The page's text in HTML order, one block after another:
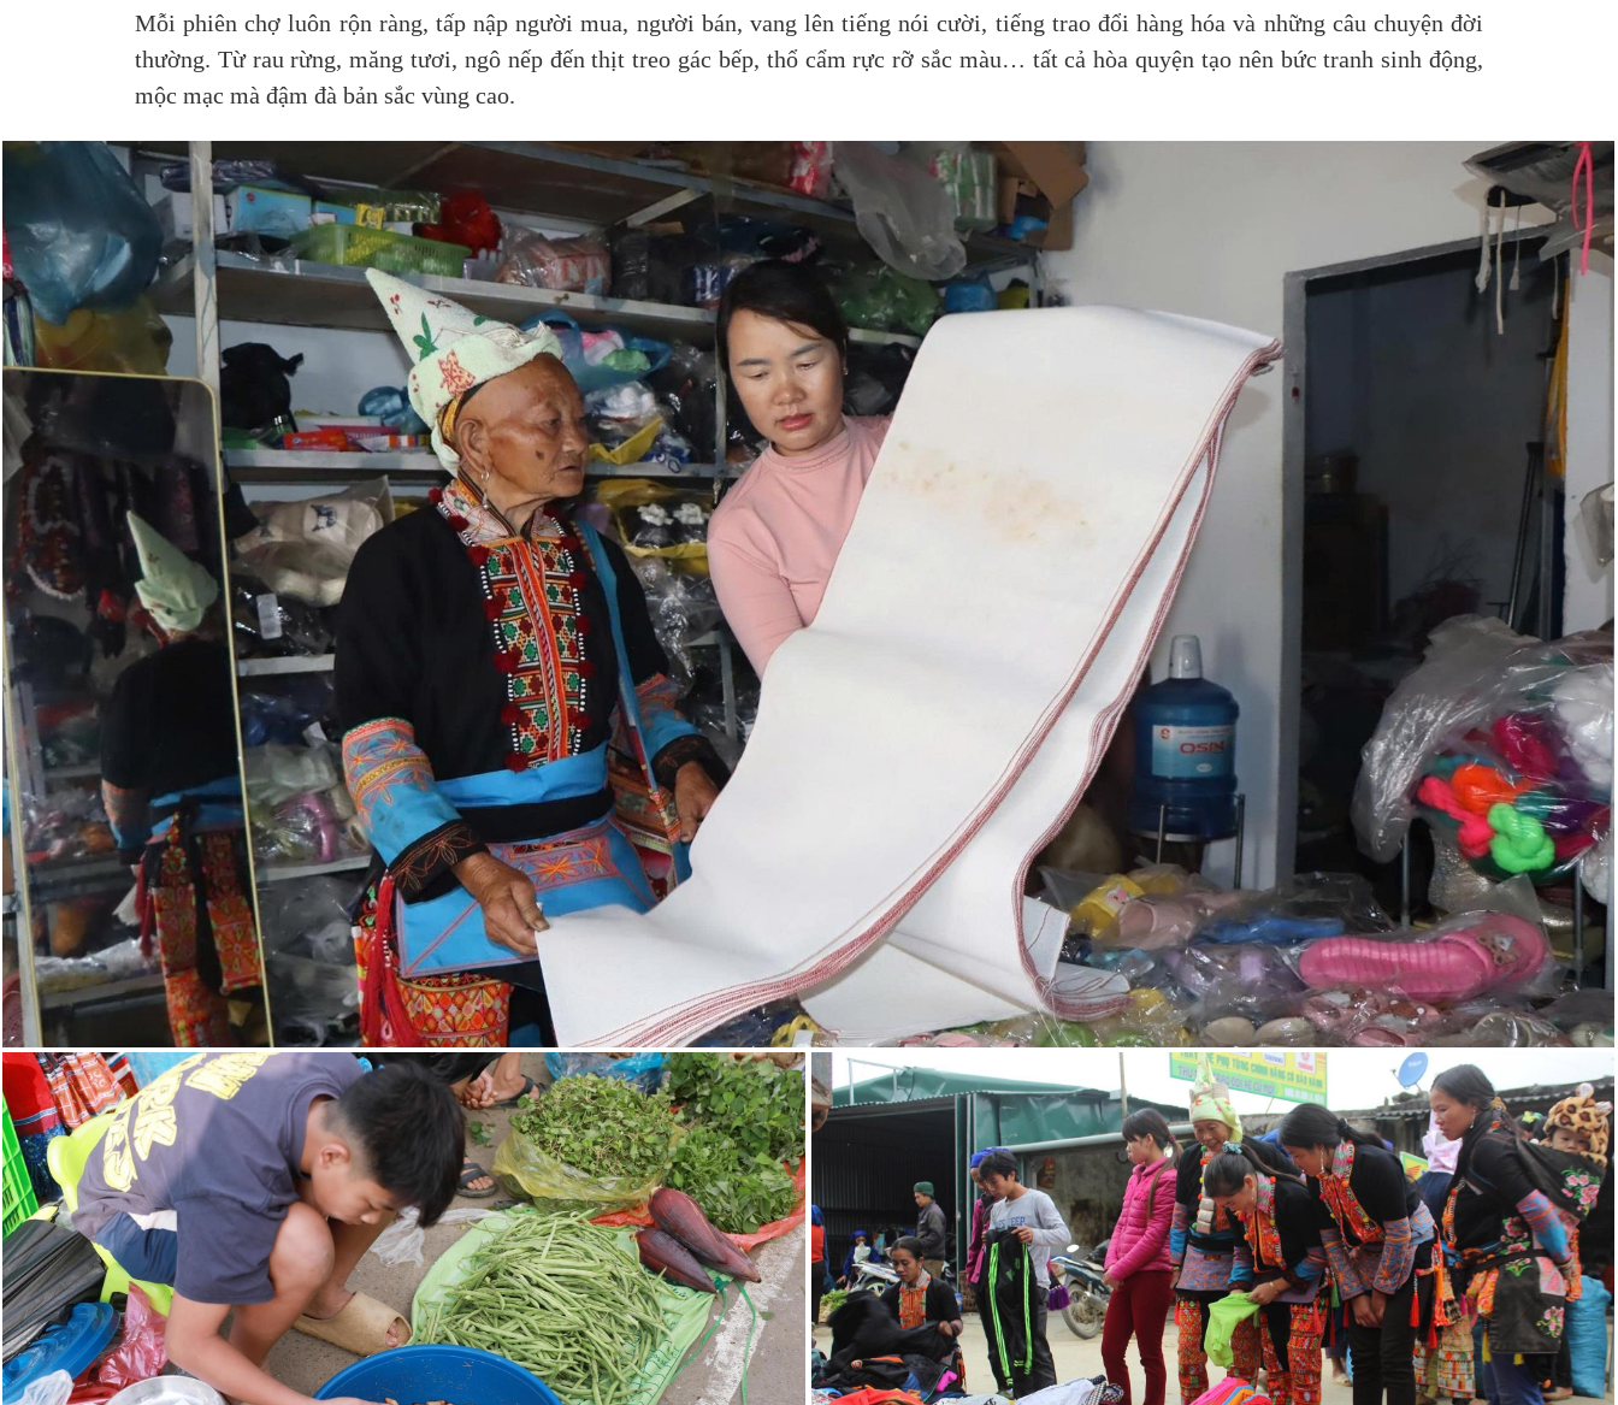
Mỗi phiên chợ luôn rộn ràng, tấp nập người mua, người bán, vang lên tiếng nói cười, tiếng trao đổi hàng hóa và những câu chuyện đời
thường. Từ rau rừng, măng tươi, ngô nếp đến thịt treo gác bếp, thổ cẩm rực rỡ sắc màu… tất cả hòa quyện tạo nên bức tranh sinh động,
mộc mạc mà đậm đà bản sắc vùng cao.